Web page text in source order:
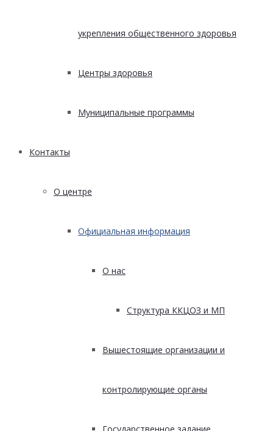
укрепления общественного здоровья
Центры здоровья
Муниципальные программы
Контакты
О центре
Официальная информация
О нас
Структура ККЦОЗ и МП
Вышестоящие организации и
контролирующие органы